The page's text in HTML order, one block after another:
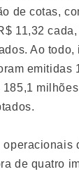
de cotas,
11,32
Ao
emitidas
operacionais
de quatro